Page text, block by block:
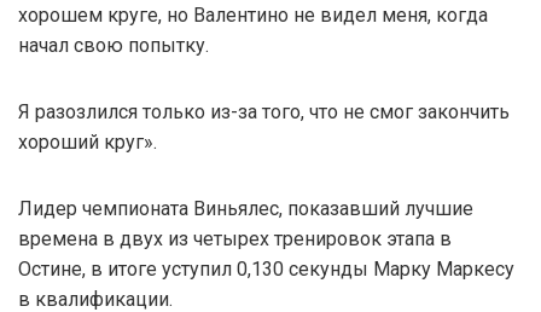
хорошем круге, но Валентино не видел меня, когда
начал свою попытку.
Я разозлился только из-за того, что не смог закончить
хороший круг».
Лидер чемпионата Виньялес, показавший лучшие
времена в двух из четырех тренировок этапа в
Остине, в итоге уступил 0,130 секунды Марку Маркесу
в квалификации.